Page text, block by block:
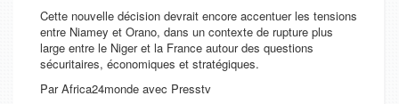
Cette nouvelle décision devrait encore accentuer les tensions
entre Niamey et Orano, dans un contexte de rupture plus
large entre le Niger et la France autour des questions
sécuritaires, économiques et stratégiques.
Par Africa24monde avec Presstv